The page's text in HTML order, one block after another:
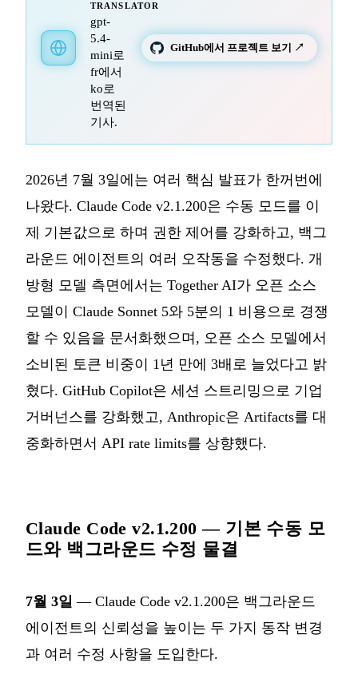
TRANSLATOR
gpt-
5.4-
mini로
fr에서
ko로
번역된
기사.
GitHub에서 프로젝트 보기 ↗
2026년 7월 3일에는 여러 핵심 발표가 한꺼번에
나왔다. Claude Code v2.1.200은 수동 모드를 이
제 기본값으로 하며 권한 제어를 강화하고, 백그
라운드 에이전트의 여러 오작동을 수정했다. 개
방형 모델 측면에서는 Together AI가 오픈 소스
모델이 Claude Sonnet 5와 5분의 1 비용으로 경쟁
할 수 있음을 문서화했으며, 오픈 소스 모델에서
소비된 토큰 비중이 1년 만에 3배로 늘었다고 밝
혔다. GitHub Copilot은 세션 스트리밍으로 기업
거버넌스를 강화했고, Anthropic은 Artifacts를 대
중화하면서 API rate limits를 상향했다.
Claude Code v2.1.200 — 기본 수동 모
드와 백그라운드 수정 물결
7월 3일 — Claude Code v2.1.200은 백그라운드
에이전트의 신뢰성을 높이는 두 가지 동작 변경
과 여러 수정 사항을 도입한다.